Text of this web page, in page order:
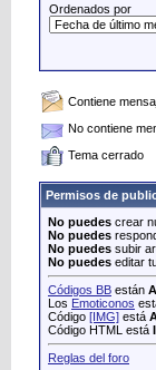
Ordenados por
Contiene
No contiene
Tema cerrado
Permisos de
No puedes crear
No puedes
No puedes subir
No puedes editar
Códigos BB están
Los Emoticonos
Código [IMG] está
Código HTML está
Reglas del foro